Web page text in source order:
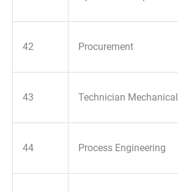
42 Procurement
43 Technician Mechanical
44 Process Engineering